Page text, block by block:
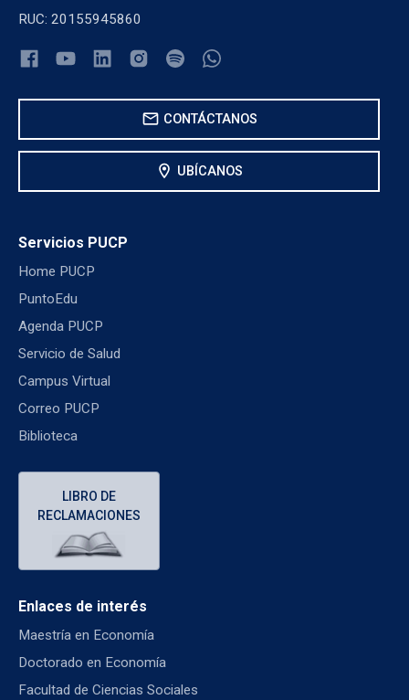
RUC: 20155945860
mail CONTÁCTANOS
location_on UBÍCANOS
Servicios PUCP
Home PUCP
PuntoEdu
Agenda PUCP
Servicio de Salud
Campus Virtual
Correo PUCP
Biblioteca
LIBRO DE
RECLAMACIONES
Enlaces de interés
Maestría en Economía
Doctorado en Economía
Facultad de Ciencias Sociales